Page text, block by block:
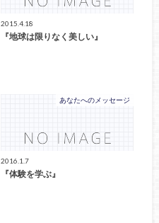
2015.4.18
『地球は限りなく美しい』
あなたへのメッセージ
2016.1.7
『体験を学ぶ』